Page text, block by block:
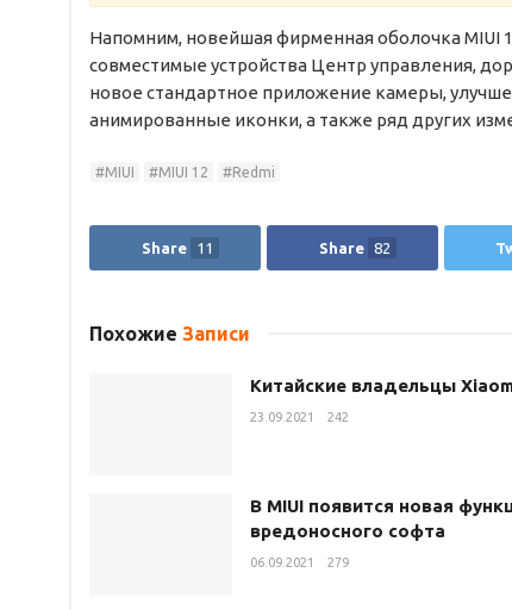
Напомним, новейшая фирменная оболочка MIUI
совместимые устройства Центр управления,
новое стандартное приложение камеры,
анимированные иконки, а также ряд других
MIUI MIUI 12 Redmi
Share 11 Share 82
Похожие Записи
Китайские владельцы
23.09.2021 242
В MIUI появится новая
вредоносного софта
06.09.2021 279